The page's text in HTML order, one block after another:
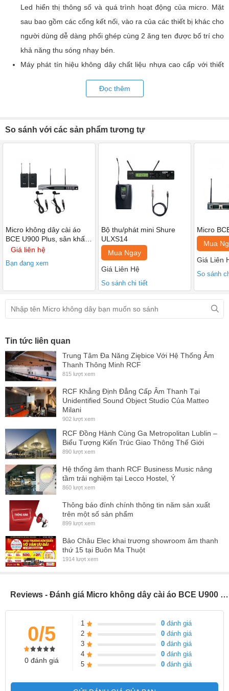
Led hiển thị thông số và quá trình hoạt động của micro. Mặt
sau bao gồm các cổng kết nối, vào ra của các thiết bị khác cho
người dùng dễ dàng phối ghép cùng 2 ăng ten được bố trí cho
khả năng thu sóng nhạy bén.
Máy phát tín hiệu không dây chất liệu nhựa cao cấp với thiết
kế nhỏ gọn tính chuyên nghiệp cao, tích hợp volume nên
người dùng có thể chủ động mức âm lượng khi sử dụng, jack
kèm bông lọc giúp giảm thiểu tiếng ồn không liên quan như
tiếng gió của người nói.
Ứng dụng sóng siêu cao UHF với dải tần 640Mhz - 690MHz
mang đến khả năng truyền tải tín hiệu ổn định.
số chia đều cho 2 kênh giúp bạn dễ dàng lựa chọn tần số phù
hợp với chất giọng của mình.
Khả năng dò sóng sạch chuẩn xác, hệ số méo tiếng thấp nên
loại bỏ được tối đa tiếng ồn, đảm bảo chất lượng tín hiệu thu
phát sóng luôn được sống động, chân thực, không xảy ra các
hiện tượng như mất tiếng, rè,…
amply karaoke, vang số hay mixer để tạo nên hệ thống âm
thanh chuyên nghiệp.
Đọc thêm
So sánh với các sản phẩm tương tự
Micro không dây cài áo
BCE U900 Plus, sân khấu,
giảng dậy, hội thảo, Giá 1
Giá liên hệ
Bạn đang xem
Bộ thu/phát mini Shure
ULXS14
Mua Ngay
Giá Liên Hệ
So sánh chi tiết
Micro
Mua
Giá Liên
So sánh
Tin tức liên quan
Trung Tâm Đa Năng Ziębice Với Hệ Thống Âm
Thanh Thông Minh RCF
815 lượt xem
RCF Khẳng Định Đẳng Cấp Âm Thanh Tại
Unidentified Sound Object Studio Của Matteo
Milani
902 lượt xem
RCF Đồng Hành Cùng Ga Metropolitan Lublin –
Biểu Tượng Kiến Trúc Giao Thông Thế Giới
890 lượt xem
Hệ thống âm thanh RCF Business Music nâng
tầm trải nghiệm tại Lecco Hostel, Ý
860 lượt xem
Thông báo đính chính thông tin năm sản xuất
trên một số sản phẩm
899 lượt xem
Bảo Châu Elec khai trương showroom âm thanh
thứ 15 tại Buôn Ma Thuột
1914 lượt xem
Reviews - Đánh giá Micro không dây cài áo BCE U900 Plus, sân khấu, giảng dậy, hội thảo, Giá 1 bộ
0/5
0 đánh giá
1 0 đánh giá
2
0 đánh giá
3
0 đánh giá
4
0 đánh giá
5
0 đánh giá